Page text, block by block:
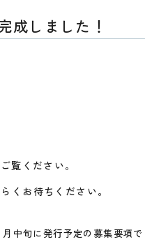
成しました！
覧ください。
くお待ちください。
中旬に発行予定の募集要項